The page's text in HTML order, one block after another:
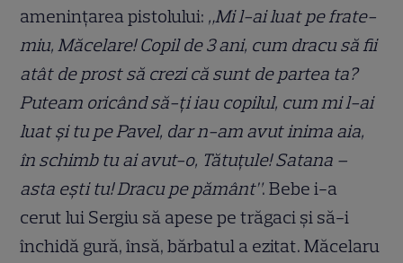
amenințarea pistolului: „Mi l-ai luat pe frate-
miu, Măcelare! Copil de 3 ani, cum dracu să fii
atât de prost să crezi că sunt de partea ta?
Puteam oricând să-ți iau copilul, cum mi l-ai
luat și tu pe Pavel, dar n-am avut inima aia,
în schimb tu ai avut-o, Tătuțule! Satana –
asta ești tu! Dracu pe pământ”. Bebe i-a
cerut lui Sergiu să apese pe trăgaci și să-i
închidă gură, însă, bărbatul a ezitat. Măcelaru